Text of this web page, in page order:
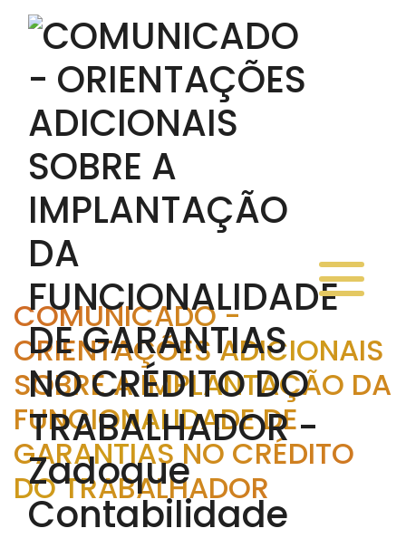
COMUNICADO -
ORIENTAÇÕES ADICIONAIS
SOBRE A IMPLANTAÇÃO DA
FUNCIONALIDADE DE
GARANTIAS NO CRÉDITO
DO TRABALHADOR